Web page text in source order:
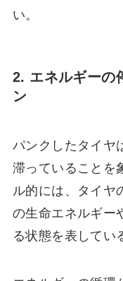
い。
2. エネルギーの
ン
パンクしたタイヤ
滞っていることを
ル的には、タイヤ
の生命エネルギー
る状態を表してい